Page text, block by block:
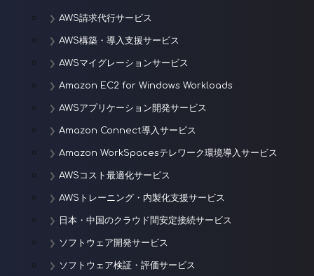
AWS請求代行サービス
AWS構築・導入支援サービス
AWSマイグレーションサービス
Amazon EC2 for Windows Workloads
AWSアプリケーション開発サービス
Amazon Connect導入サービス
Amazon WorkSpacesテレワーク環境導入サービス
AWSコスト最適化サービス
AWSトレーニング・内製化支援サービス
日本・中国のクラウド間安定接続サービス
ソフトウェア開発サービス
ソフトウェア検証・評価サービス